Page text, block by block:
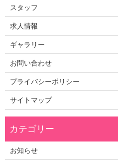
スタッフ
求人情報
ギャラリー
お問い合わせ
プライバシーポリシー
サイトマップ
お知らせ